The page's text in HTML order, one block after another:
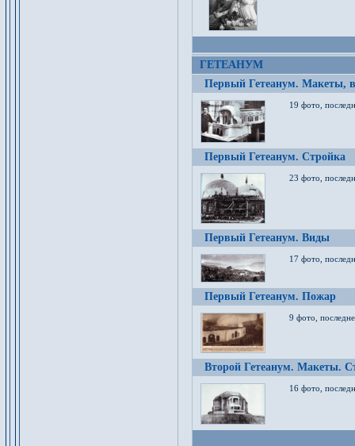
ГЕТЕАНУМ
Первый Гетеанум. Макеты,
19 фото,
Первый Гетеанум. Стройка
23 фото,
Первый Гетеанум. Виды
17 фото,
Первый Гетеанум. Пожар
9 фото,
Второй Гетеанум. Макеты.
16 фото,